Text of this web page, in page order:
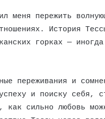
меня пережить
История
горках —
переживания и
и поиску себя,
как сильно любовь